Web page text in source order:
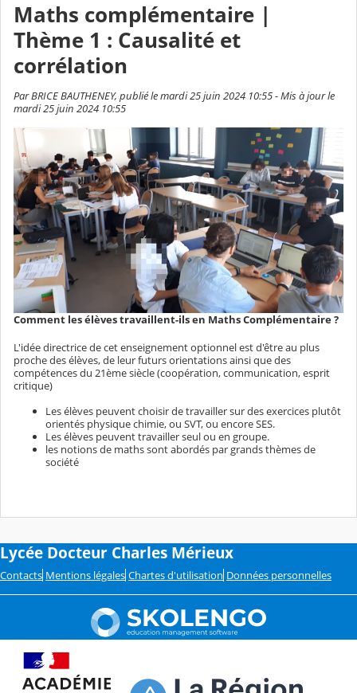
Maths complémentaire |
Thème 1 : Causalité et
corrélation
Par BRICE BAUTHENEY, publié le mardi 25 juin 2024 10:55 - Mis à jour le
mardi 25 juin 2024 10:55
Comment les élèves travaillent-ils en Maths Complémentaire ?
L'idée directrice de cet enseignement optionnel est d'être au plus
proche des élèves, de leur futurs orientations ainsi que des
compétences du 21ème siècle (coopération, communication, esprit
critique)
Les élèves peuvent choisir de travailler sur des exercices plutôt
orientés physique chimie, ou SVT, ou encore SES.
Les élèves peuvent travailler seul ou en groupe.
les notions de maths sont abordés par grands thèmes de
société
Lycée Docteur Charles Mérieux
Contacts Mentions légales Chartes d'utilisation Données personnelles